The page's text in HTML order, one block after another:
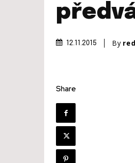
12.11.2015 By
Share